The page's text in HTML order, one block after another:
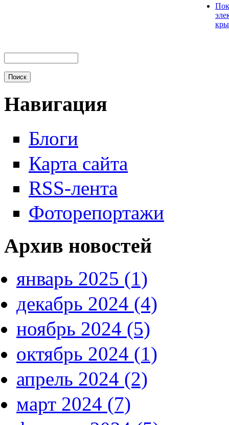
Навигация
Блоги
Карта сайта
RSS-лента
Фоторепортажи
Архив новостей
январь 2025 (1)
декабрь 2024 (4)
ноябрь 2024 (5)
октябрь 2024 (1)
апрель 2024 (2)
март 2024 (7)